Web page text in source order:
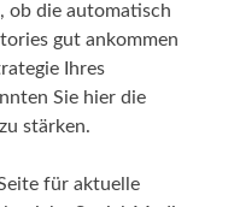
ob die automatisch
gut ankommen
Ihres
Sie hier die
stärken.
für aktuelle